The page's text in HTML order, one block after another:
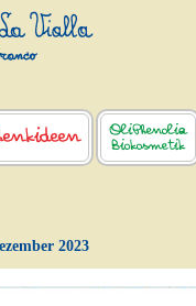
OliPhenolia
Biokosmetik
2023